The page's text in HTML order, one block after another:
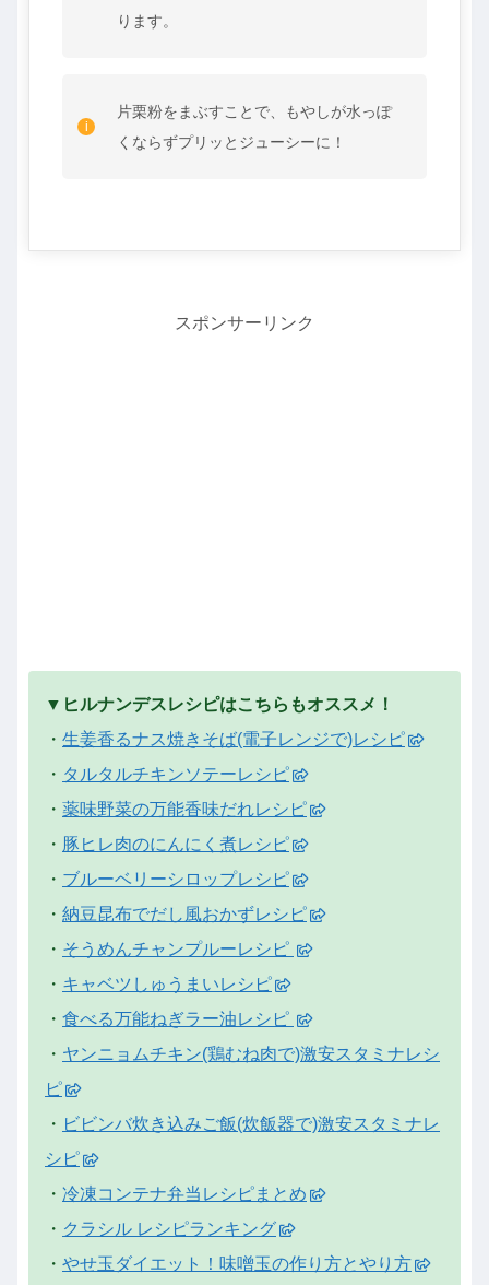
ります。
片栗粉をまぶすことで、もやしが水っぽ
くならずプリッとジューシーに！
スポンサーリンク
▼ヒルナンデスレシピはこちらもオススメ！
・ 生姜香るナス焼きそば(電子レンジで)レシピ
・ タルタルチキンソテーレシピ
・ 薬味野菜の万能香味だれレシピ
・ 豚ヒレ肉のにんにく煮レシピ
・ ブルーベリーシロップレシピ
・ 納豆昆布でだし風おかずレシピ
・ そうめんチャンプルーレシピ
・ キャベツしゅうまいレシピ
・ 食べる万能ねぎラー油レシピ
・ ヤンニョムチキン(鶏むね肉で)激安スタミナレシ
ピ
・ ビビンバ炊き込みご飯(炊飯器で)激安スタミナレ
シピ
・ 冷凍コンテナ弁当レシピまとめ
・ クラシル レシピランキング
・ やせ玉ダイエット！味噌玉の作り方とやり方